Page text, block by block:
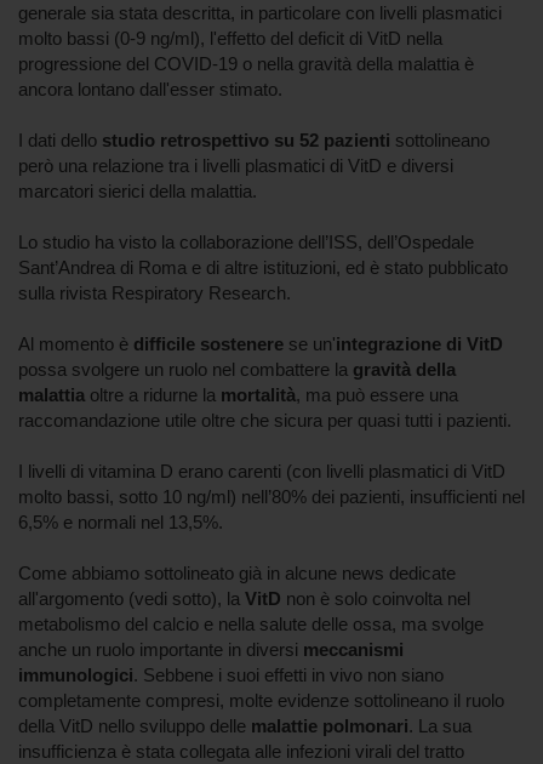
generale sia stata descritta, in particolare con livelli plasmatici
molto bassi (0-9 ng/ml), l'effetto del deficit di VitD nella
progressione del COVID-19 o nella gravità della malattia è
ancora lontano dall'esser stimato.
I dati dello studio retrospettivo su 52 pazienti sottolineano
però una relazione tra i livelli plasmatici di VitD e diversi
marcatori sierici della malattia.
Lo studio ha visto la collaborazione dell’ISS, dell’Ospedale
Sant’Andrea di Roma e di altre istituzioni, ed è stato pubblicato
sulla rivista Respiratory Research.
Al momento è difficile sostenere se un'integrazione di VitD
possa svolgere un ruolo nel combattere la gravità della
malattia oltre a ridurne la mortalità, ma può essere una
raccomandazione utile oltre che sicura per quasi tutti i pazienti.
I livelli di vitamina D erano carenti (con livelli plasmatici di VitD
molto bassi, sotto 10 ng/ml) nell’80% dei pazienti, insufficienti nel
6,5% e normali nel 13,5%.
Come abbiamo sottolineato già in alcune news dedicate
all'argomento (vedi sotto), la VitD non è solo coinvolta nel
metabolismo del calcio e nella salute delle ossa, ma svolge
anche un ruolo importante in diversi meccanismi
immunologici. Sebbene i suoi effetti in vivo non siano
completamente compresi, molte evidenze sottolineano il ruolo
della VitD nello sviluppo delle malattie polmonari. La sua
insufficienza è stata collegata alle infezioni virali del tratto